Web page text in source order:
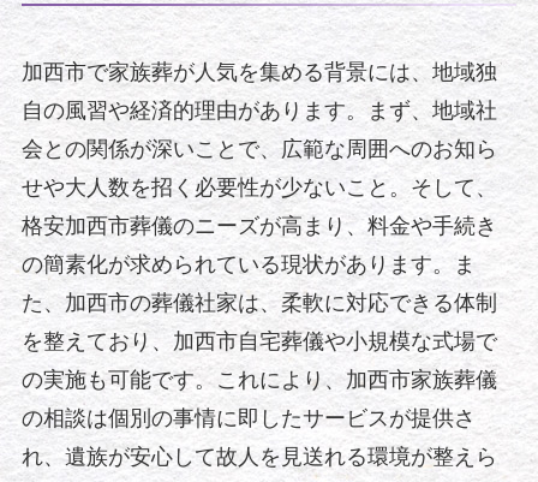
加西市で家族葬が人気を集める背景には、地域独
自の風習や経済的理由があります。まず、地域社
会との関係が深いことで、広範な周囲へのお知ら
せや大人数を招く必要性が少ないこと。そして、
格安加西市葬儀のニーズが高まり、料金や手続き
の簡素化が求められている現状があります。ま
た、加西市の葬儀社家は、柔軟に対応できる体制
を整えており、加西市自宅葬儀や小規模な式場で
の実施も可能です。これにより、加西市家族葬儀
の相談は個別の事情に即したサービスが提供さ
れ、遺族が安心して故人を見送れる環境が整えら